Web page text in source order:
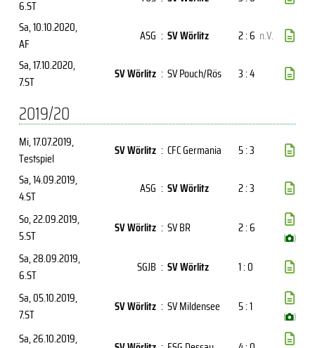
6.ST
Sa, 10.10.2020,
AF
ASG : SV Wörlitz 2 : 6 n.V.
Sa, 17.10.2020,
7.ST
SV Wörlitz : SV Pouch/Rös 3 : 4
2019/20
Mi, 17.07.2019,
Testspiel
SV Wörlitz : CFC Germania
5 : 3
Sa, 14.09.2019,
4.ST
ASG : SV Wörlitz
2 : 3
So, 22.09.2019,
5.ST
SV Wörlitz : SV BR 2 : 6
( )
Sa, 28.09.2019,
6.ST
SGJB : SV Wörlitz
1 : 0
Sa, 05.10.2019,
7.ST
SV Wörlitz : SV Mildensee 5 : 1
( )
Sa, 26.10.2019,